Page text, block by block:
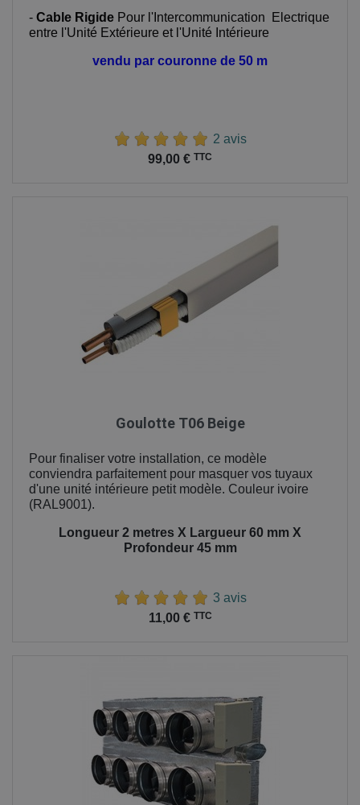
- Cable Rigide Pour l'Intercommunication Electrique
entre l'Unité Extérieure et l'Unité Intérieure
vendu par couronne de 50 m
2 avis
99,00 € TTC
Goulotte T06 Beige
Pour finaliser votre installation, ce modèle
conviendra parfaitement pour masquer vos tuyaux
d'une unité intérieure petit modèle. Couleur ivoire
(RAL9001).
Longueur 2 metres X Largueur 60 mm X
Profondeur 45 mm
3 avis
11,00 € TTC